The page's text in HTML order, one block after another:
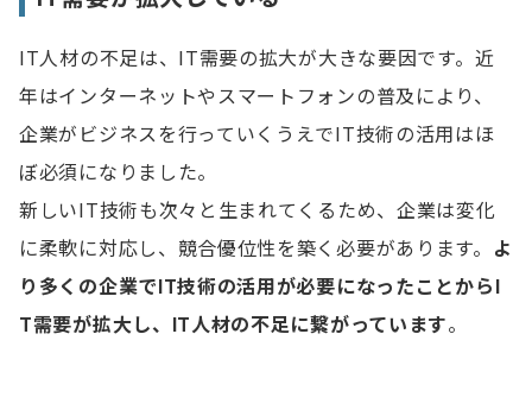
8.社内環境や待遇を改善する
9.定着率を高める
IT人材を育成する際の3つのポイント
1.IT人材を育成する目的を明確にする
2.座学とOJTを組み合わせて育成する
3.マナビDXを活用する
社内でIT人材を育成するメリットとデメリット
IT人材の不足は、IT需要の拡大が大きな要因です。近
年はインターネットやスマートフォンの普及により、
企業がビジネスを行っていくうえでIT技術の活用はほ
ぼ必須になりました。
新しいIT技術も次々と生まれてくるため、企業は変化
に柔軟に対応し、競合優位性を築く必要があります。
よ
り多くの企業でIT技術の活用が必要になったことからI
T需要が拡大し、IT人材の不足に繋がっています。